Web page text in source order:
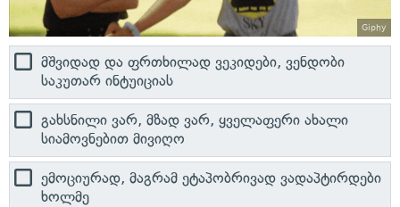
Giphy
მშვიდად და ფრთხილად ვეკიდები, ვენდობი
საკუთარ ინტუიციას
გახსნილი ვარ, მზად ვარ, ყველაფერი ახალი
სიამოვნებით მივიღო
ემოციურად, მაგრამ ეტაპობრივად ვადაპტირდები
ხოლმე